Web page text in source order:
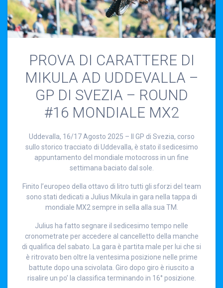
PROVA DI CARATTERE DI
MIKULA AD UDDEVALLA –
GP DI SVEZIA – ROUND
#16 MONDIALE MX2
Uddevalla, 16/17 Agosto 2025 – Il GP di Svezia, corso
sullo storico tracciato di Uddevalla, è stato il sedicesimo
appuntamento del mondiale motocross in un fine
settimana baciato dal sole.
Finito l’europeo della ottavo di litro tutti gli sforzi del team
sono stati dedicati a Julius Mikula in gara nella tappa di
mondiale MX2 sempre in sella alla sua TM.
Julius ha fatto segnare il sedicesimo tempo nelle
cronometrate per accedere al cancelletto della manche
di qualifica del sabato. La gara è partita male per lui che si
è ritrovato ben oltre la ventesima posizione nelle prime
battute dopo una scivolata. Giro dopo giro è riuscito a
risalire un po’ la classifica terminando in 16° posizione.